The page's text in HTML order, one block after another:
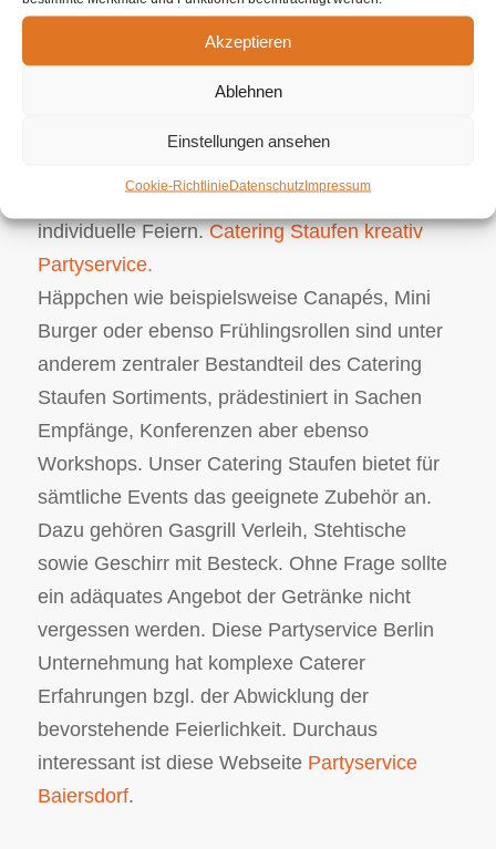
Akzeptieren
Ablehnen
Einstellungen ansehen
Cookie-RichtlinieDatenschutzImpressum
Herausforderungen in Perfektion sowie
Handwerksgeschick umzusetzen. Dieses
umfassende Partyservice Angebot geht von
schmackhaftem Grillcatering oder veganen
in Bezug auf Firmenevents oder auch
individuelle Feiern.Catering Staufen kreativ
Partyservice.
Häppchen wie beispielsweise Canapés, Mini
Burger oder ebenso Frühlingsrollen sind unter
anderem zentraler Bestandteil des Catering
Staufen Sortiments, prädestiniert in Sachen
Empfänge, Konferenzen aber ebenso
Workshops. Unser Catering Staufen bietet für
sämtliche Events das geeignete Zubehör an.
Dazu gehören Gasgrill Verleih, Stehtische
sowie Geschirr mit Besteck. Ohne Frage sollte
ein adäquates Angebot der Getränke nicht
vergessen werden. Diese Partyservice Berlin
Unternehmung hat komplexe Caterer
Erfahrungen bzgl. der Abwicklung der
bevorstehende Feierlichkeit. Durchaus
interessant ist diese Webseite Partyservice
Baiersdorf.